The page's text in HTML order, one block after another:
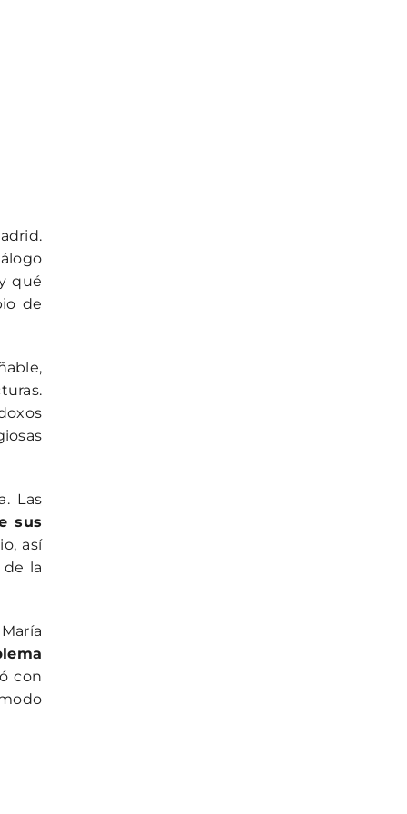
qué
de
Las
sus
así
la
con